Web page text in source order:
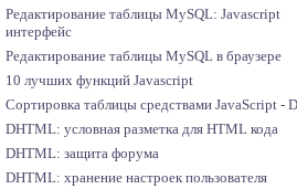
Редактирование таблицы MySQL: Javascript
интерфейс
Редактирование таблицы MySQL в браузере
10 лучших функций Javascript
Сортировка таблицы средствами JavaScript -
DHTML: условная разметка для HTML кода
DHTML: защита форума
DHTML: хранение настроек пользователя